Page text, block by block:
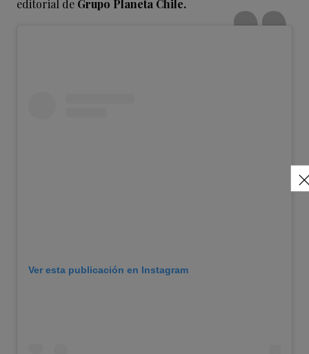
editorial de Grupo Planeta Chile.
Ver esta publicación en Instagram